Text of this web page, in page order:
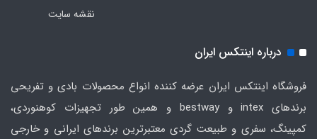
نقشه سایت
درباره اینتکس ایران
فروشگاه اینتکس ایران عرضه کننده انواع محصولات بادی و تفریحی
برندهای intex و bestway و همین طور تجهیزات کوهنوردی،
کمپینگ، سفری و طبیعت گردی معتبرترین برندهای ایرانی و خارجی